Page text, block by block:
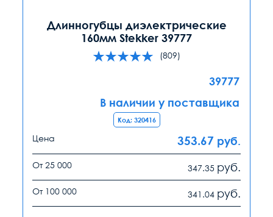
Длинногубцы диэлектрические
160мм Stekker 39777
(809)
39777
В наличии у поставщика
Код: 320416
Цена 353.67 руб.
От 25 000 347.35 руб.
От 100 000 341.04 руб.